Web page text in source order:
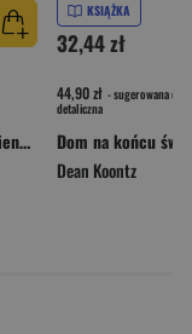
The Bad Weather Friend wer. angielska
KSIĄŻKA
32,44 zł
44,90 zł - sugerowana cena
detaliczna
Dom na końcu
Dean Koontz